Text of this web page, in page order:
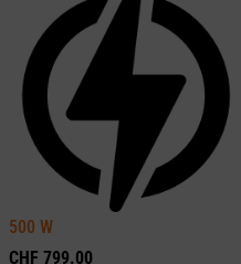
500 W
CHF 799.00